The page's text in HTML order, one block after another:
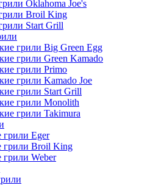
Oklahoma Joe's
Broil King
Start Grill
грили Big Green Egg
грили Green Kamado
грили Primo
грили Kamado Joe
грили Start Grill
грили Monolith
грили Takimura
грили Eger
грили Broil King
Weber